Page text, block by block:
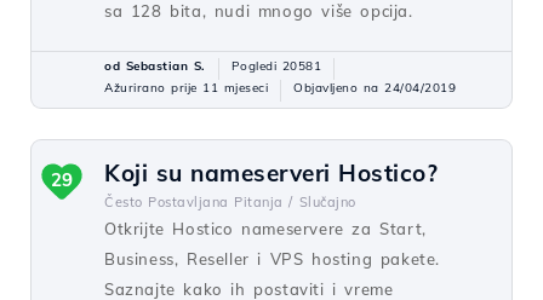
sa 128 bita, nudi mnogo više opcija.
od Sebastian S.
Pogledi 20581
Ažurirano prije 11 mjeseci
Objavljeno na 24/04/2019
Koji su nameserveri Hostico?
Često Postavljana Pitanja / Slučajno
Otkrijte Hostico nameservere za Start,
Business, Reseller i VPS hosting pakete.
Saznajte kako ih postaviti i vreme
29